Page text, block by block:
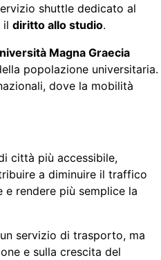
shuttle dedicato al
il diritto allo studio.
Magna Graecia
popolazione universitaria.
dove la mobilità
città più accessibile,
a diminuire il traffico
rendere più semplice la
servizio di trasporto, ma
e sulla crescita del